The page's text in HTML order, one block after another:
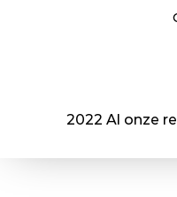
2022 Al onze